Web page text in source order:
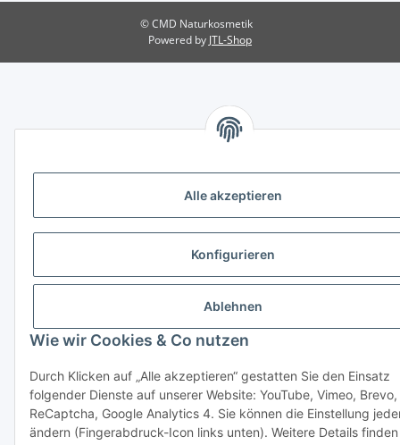
Alle akzeptieren
Konfigurieren
Ablehnen
Wie wir Cookies & Co nutzen
Durch Klicken auf „Alle akzeptieren“ gestatten Sie den Einsatz
folgender Dienste auf unserer Website: YouTube, Vimeo, Brevo,
ReCaptcha, Google Analytics 4. Sie können die Einstellung
ändern (Fingerabdruck-Icon links unten). Weitere Details finden
© CMD Naturkosmetik
Powered by JTL-Shop